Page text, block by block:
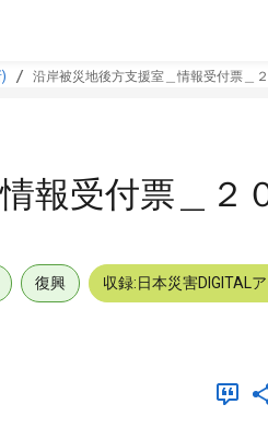
沿岸被災地後方支援室＿情報受付票＿
報受付票＿２
復興 収録:日本災害DIGITAL